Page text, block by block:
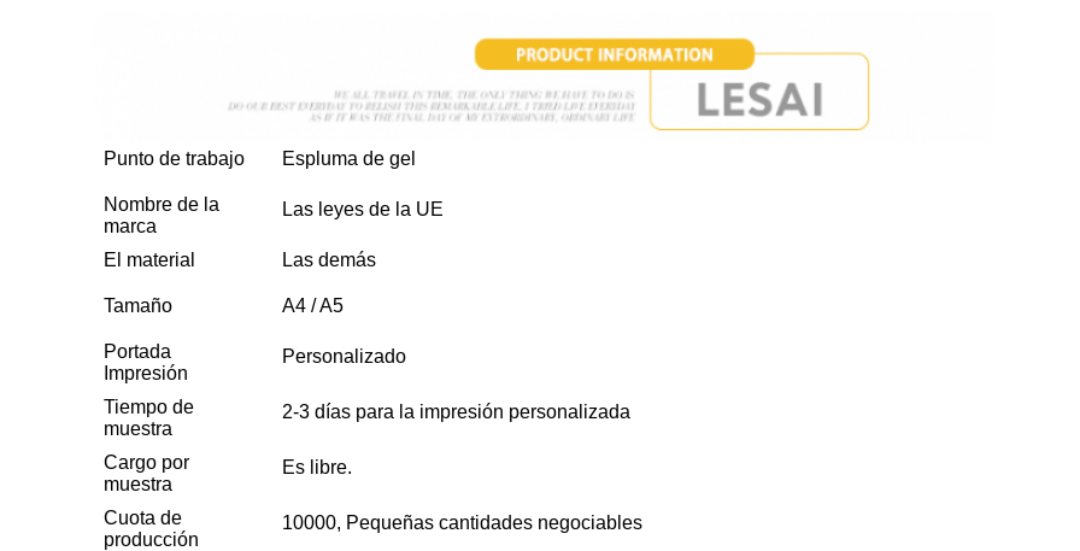
Punto de trabajo Espluma de gel
Nombre de la
marca
Las leyes de la UE
El material Las demás
Tamaño A4 / A5
Portada
Impresión
Personalizado
Tiempo de
muestra
2-3 días para la impresión personalizada
Cargo por
muestra
Es libre.
Cuota de
producción
10000, Pequeñas cantidades negociables